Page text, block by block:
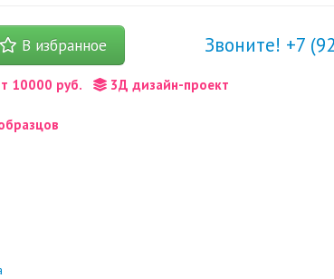
В избранное Звоните! +7
10000 руб. 3Д дизайн-проект